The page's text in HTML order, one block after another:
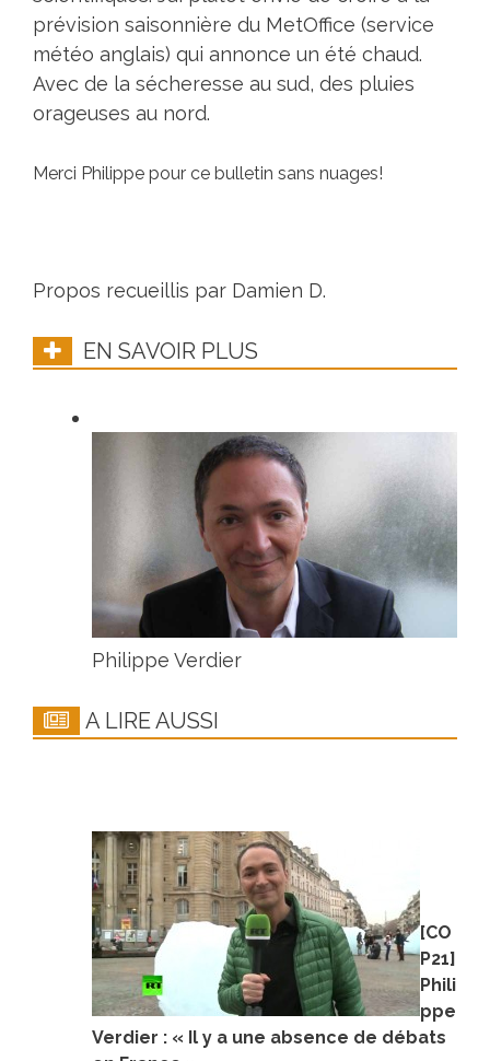
prévision saisonnière du MetOffice (service
météo anglais) qui annonce un été chaud.
Avec de la sécheresse au sud, des pluies
orageuses au nord.
Merci Philippe pour ce bulletin sans nuages!
Propos recueillis par Damien D.
EN SAVOIR PLUS
Philippe Verdier
A LIRE AUSSI
[CO
P21]
Phili
ppe
Verdier : « Il y a une absence de débats